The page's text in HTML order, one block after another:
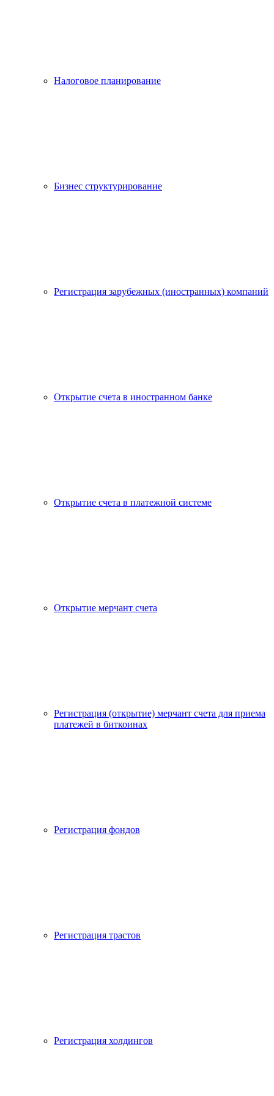
Налоговое планирование
Бизнес структурирование
Регистрация зарубежных (иностранных) компаний
Открытие счета в иностранном банке
Открытие счета в платежной системе
Открытие мерчант счета
Регистрация (открытие) мерчант счета для приема
платежей в биткоинах
Регистрация фондов
Регистрация трастов
Регистрация холдингов